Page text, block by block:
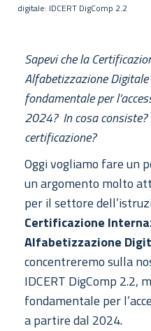
digitale: IDCERT DigComp 2.2
Sapevi che la
Alfabetizzazione
fondamentale per
2024? In cosa
certificazione?
Oggi vogliamo fare un
un argomento molto
per il settore
Certificazione
Alfabetizzazione
concentreremo sulla
IDCERT DigComp 2.2,
fondamentale per
a partire dal 2024.